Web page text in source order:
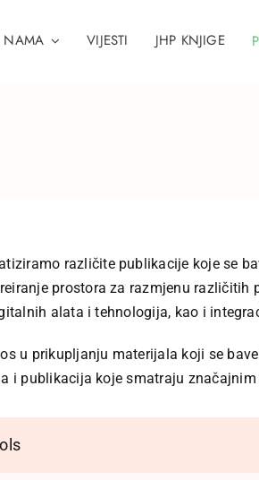
VIJESTI JHP KNJIGE
različite publikacije koje se
prostora za razmjenu
alata i tehnologija, kao i
u prikupljanju materijala koji se
i publikacija koje smatraju značajnim